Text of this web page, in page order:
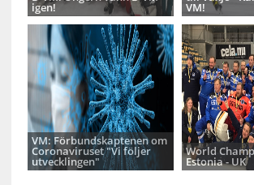
igen! VM!
VM: Förbundskaptenen om
Coronaviruset "Vi följer
utvecklingen"
World
Estonia - UK